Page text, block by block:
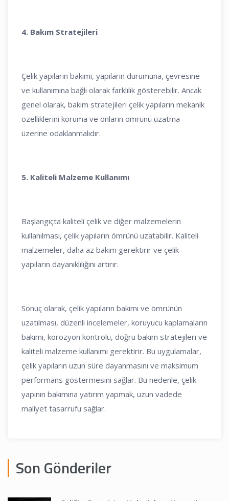
4. Bakım Stratejileri
Çelik yapıların bakımı, yapıların durumuna, çevresine
ve kullanımına bağlı olarak farklılık gösterebilir. Ancak
genel olarak, bakım stratejileri çelik yapıların mekanik
özelliklerini koruma ve onların ömrünü uzatma
üzerine odaklanmalıdır.
5. Kaliteli Malzeme Kullanımı
Başlangıçta kaliteli çelik ve diğer malzemelerin
kullanılması, çelik yapıların ömrünü uzatabilir. Kaliteli
malzemeler, daha az bakım gerektirir ve çelik
yapıların dayanıklılığını artırır.
Sonuç olarak, çelik yapıların bakımı ve ömrünün
uzatılması, düzenli incelemeler, koruyucu kaplamaların
bakımı, korozyon kontrolü, doğru bakım stratejileri ve
kaliteli malzeme kullanımı gerektirir. Bu uygulamalar,
çelik yapıların uzun süre dayanmasını ve maksimum
performans göstermesini sağlar. Bu nedenle, çelik
yapının bakımına yatırım yapmak, uzun vadede
maliyet tasarrufu sağlar.
Son Gönderiler